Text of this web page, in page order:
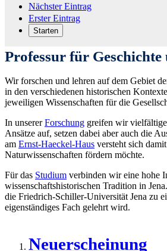
Nächster Eintrag
Erster Eintrag
Starten
Professur für
Wir forschen und lehren auf dem Gebiet
in den verschiedenen historischen
jeweiligen Wissenschaften für die
In unsererForschung greifen wir
Ansätze auf, setzen dabei aber auch die
am Ernst-Haeckel-Haus versteht sich
Naturwissenschaften fördern möchte.
Für das Studium verbinden wir eine hohe
wissenschaftshistorischen Tradition in
die Friedrich-Schiller-Universität Jena zu
eigenständiges Fach gelehrt wird.
Neuerscheinung